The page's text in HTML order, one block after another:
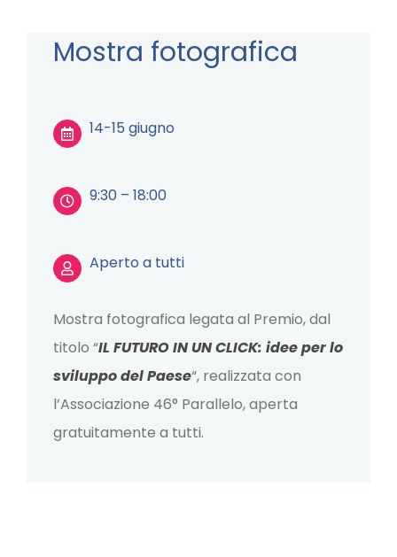
Mostra fotografica
14-15 giugno
9:30 – 18:00
Aperto a tutti
Mostra fotografica legata al Premio, dal
titolo “IL FUTURO IN UN CLICK: idee per lo
sviluppo del Paese“, realizzata con
l’Associazione 46° Parallelo, aperta
gratuitamente a tutti.